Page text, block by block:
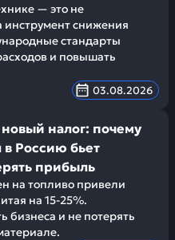
— это не
инструмент снижения
стандарты
и повышать
03.08.2026
налог: почему
в Россию бьет
прибыль
на топливо привели
на 15-25%.
бизнеса и не потерять